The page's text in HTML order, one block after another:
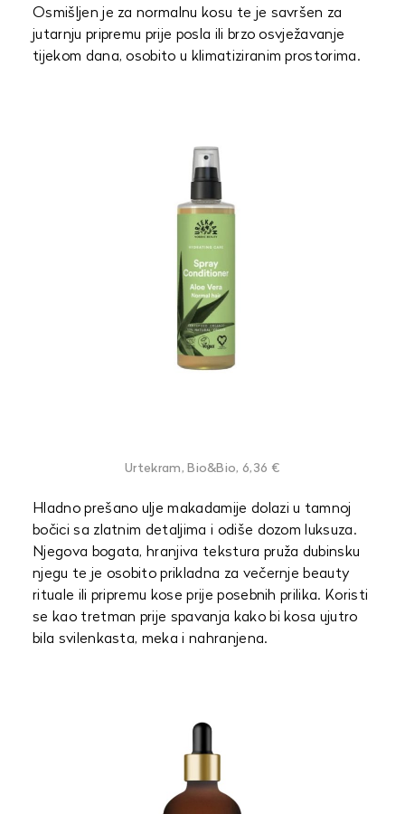
Osmišljen je za normalnu kosu te je savršen za
jutarnju pripremu prije posla ili brzo osvježavanje
tijekom dana, osobito u klimatiziranim prostorima.
Urtekram, Bio&Bio, 6,36 €
Hladno prešano ulje makadamije dolazi u tamnoj
bočici sa zlatnim detaljima i odiše dozom luksuza.
Njegova bogata, hranjiva tekstura pruža dubinsku
njegu te je osobito prikladna za večernje beauty
rituale ili pripremu kose prije posebnih prilika. Koristi
se kao tretman prije spavanja kako bi kosa ujutro
bila svilenkasta, meka i nahranjena.